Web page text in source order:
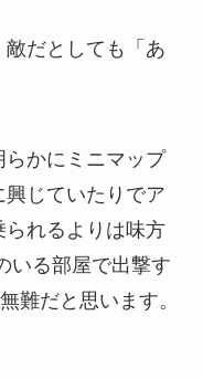
だとしても「あ
かにミニマップ
じていたりでア
られるよりは味方
いる部屋で出撃す
難だと思います。